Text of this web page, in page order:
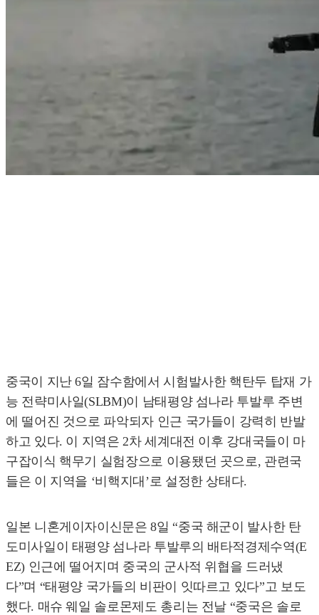
중국이 지난 6일 잠수함에서 시험발사한 핵탄두 탑재 가
능 전략미사일(SLBM)이 남태평양 섬나라 투발루 주변
에 떨어진 것으로 파악되자 인근 국가들이 강력히 반발
하고 있다. 이 지역은 2차 세계대전 이후 강대국들이 마
구잡이식 핵무기 실험장으로 이용됐던 곳으로, 관련국
들은 이 지역을 ‘비핵지대’로 설정한 상태다.
일본 니혼게이자이신문은 8일 “중국 해군이 발사한 탄
도미사일이 태평양 섬나라 투발루의 배타적경제수역(E
EZ) 인근에 떨어지며 중국의 군사적 위협을 드러냈
다”며 “태평양 국가들의 비판이 잇따르고 있다”고 보도
했다. 매슈 웨일 솔로몬제도 총리는 전날 “중국은 솔로